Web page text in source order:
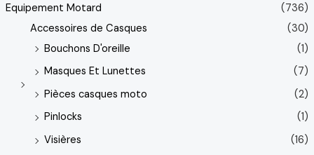
Equipement Motard
(736)
Accessoires de Casques
(30)
Bouchons D'oreille
(1)
Masques Et Lunettes
(7)
Pièces casques moto
(2)
Pinlocks
(1)
Visières
(16)